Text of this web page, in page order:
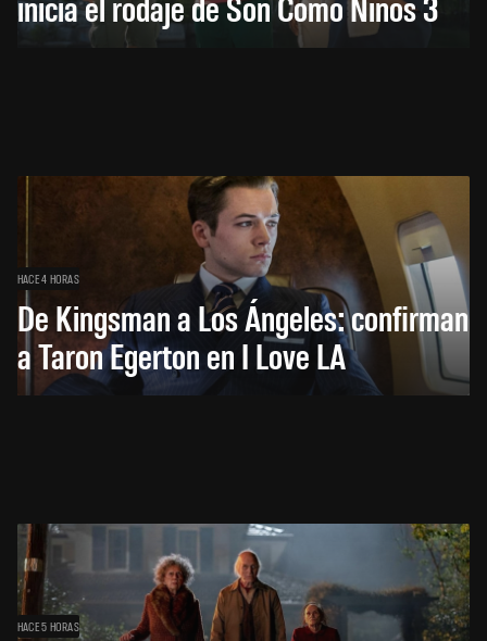
HACE 4 HORAS
De Kingsman a Los Ángeles: confirman
a Taron Egerton en I Love LA
HACE 5 HORAS